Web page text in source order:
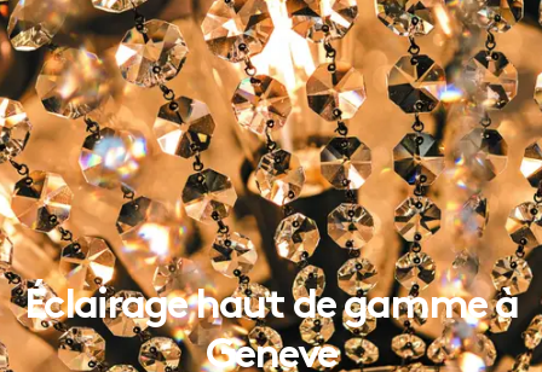
Éclairage haut de gamme à
Geneve